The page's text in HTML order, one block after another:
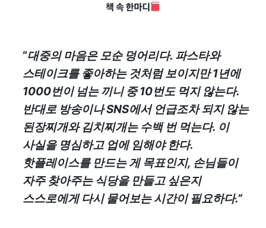
“대중의 마음은 모순 덩어리다. 파스타와
스테이크를 좋아하는 것처럼 보이지만 1년에
1000번이 넘는 끼니 중 10번도 먹지 않는다.
반대로 방송이나 SNS에서 언급조차 되지 않는
된장찌개와 김치찌개는 수백 번 먹는다. 이
사실을 명심하고 업에 임해야 한다.
핫플레이스를 만드는 게 목표인지, 손님들이
자주 찾아주는 식당을 만들고 싶은지
스스로에게 다시 물어보는 시간이 필요하다.”